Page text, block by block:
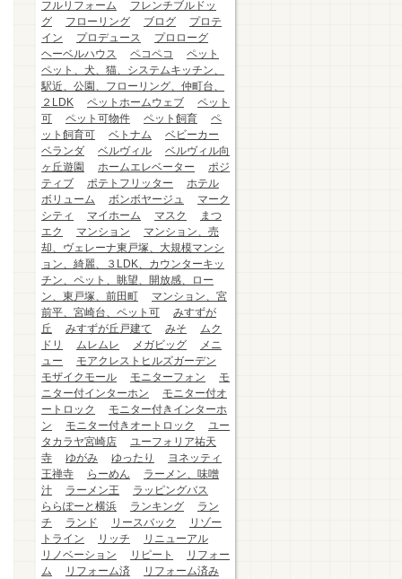
フルリフォーム
フレンチブルドッ
グ
フローリング ブログ
プロテ
イン
プロデュース
プロローグ
ヘーベルハウス
ペコペコ
ペット
ペット、犬、猫、システムキッチン、
駅近、公園、フローリング、仲町台、
２LDK
ペットホームウェブ
ペット
可
ペット可物件 ペット飼育
ペ
ット飼育可
ベトナム
ベビーカー
ベランダ
ベルヴィル
ベルヴィル向
ヶ丘遊園
ホームエレベーター
ポジ
ティブ
ポテトフリッター
ホテル
ボリューム
ボンボヤージュ
マーク
シティ
マイホーム マスク
まつ
エク
マンション
マンション、売
却、ヴェレーナ東戸塚、大規模マンシ
ョン、綺麗、３LDK、カウンターキッ
チン、ペット、眺望、開放感、ロー
ン、東戸塚、前田町
マンション、宮
前平、宮崎台、ペット可
みすずが
丘
みすずが丘戸建て みそ
ムク
ドリ
ムレムレ メガビッグ
メニ
ュー
モアクレストヒルズガーデン
モザイクモール
モニターフォン
モ
ニター付インターホン
モニター付オ
ートロック
モニター付きインターホ
ン
モニター付きオートロック
ユー
タカラヤ宮崎店
ユーフォリア祐天
寺
ゆがみ ゆったり
ヨネッティ
王禅寺
らーめん
ラーメン、味噌
汁
ラーメン王
ラッピングバス
ららぽーと横浜
ランキング
ラン
チ
ランド リースバック
リゾー
トライン
リッチ
リニューアル
リノベーション
リピート
リフォー
ム
リフォーム済
リフォーム済み